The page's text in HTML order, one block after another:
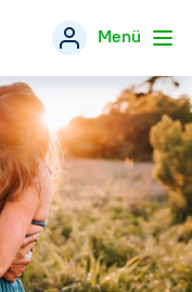
Menü
→
→
→